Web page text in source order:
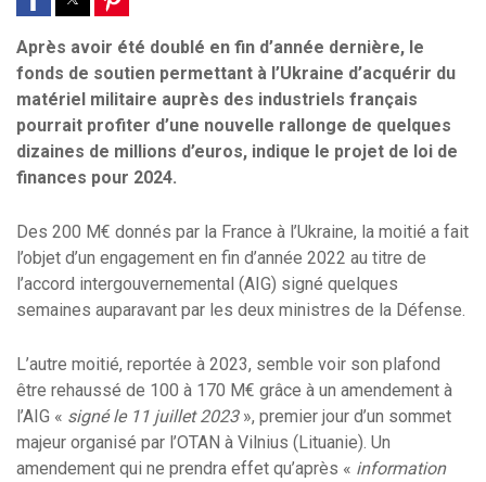
Après avoir été doublé en fin d’année dernière, le
fonds de soutien permettant à l’Ukraine d’acquérir du
matériel militaire auprès des industriels français
pourrait profiter d’une nouvelle rallonge de quelques
dizaines de millions d’euros, indique le projet de loi de
finances pour 2024.
Des 200 M€ donnés par la France à l’Ukraine, la moitié a fait
l’objet d’un engagement en fin d’année 2022 au titre de
l’accord intergouvernemental (AIG) signé quelques
semaines auparavant par les deux ministres de la Défense.
L’autre moitié, reportée à 2023, semble voir son plafond
être rehaussé de 100 à 170 M€ grâce à un amendement à
l’AIG « signé le 11 juillet 2023», premier jour d’un sommet
majeur organisé par l’OTAN à Vilnius (Lituanie). Un
amendement qui ne prendra effet qu’après « information